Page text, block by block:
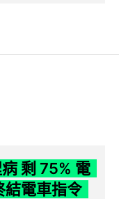
剩 75% 電
結電車指令